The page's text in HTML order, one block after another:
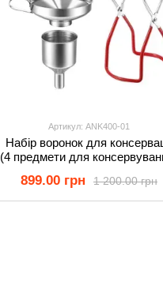
Артикул: ANK400-01
Набір воронок для
(4 предмети для
1 200.00 грн
899.00 грн